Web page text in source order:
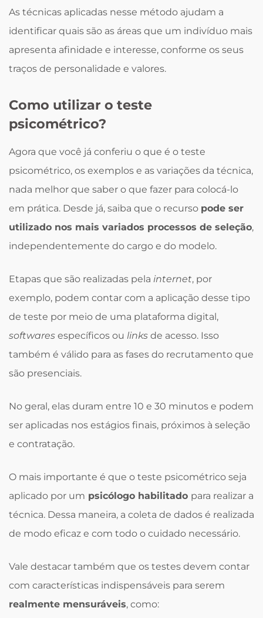
As técnicas aplicadas nesse método ajudam a
identificar quais são as áreas que um indivíduo mais
apresenta afinidade e interesse, conforme os seus
traços de personalidade e valores.
Como utilizar o teste
psicométrico?
Agora que você já conferiu o que é o teste
psicométrico, os exemplos e as variações da técnica,
nada melhor que saber o que fazer para colocá-lo
em prática. Desde já, saiba que o recurso pode ser
utilizado nos mais variados processos de seleção,
independentemente do cargo e do modelo.
Etapas que são realizadas pela internet, por
exemplo, podem contar com a aplicação desse tipo
de teste por meio de uma plataforma digital,
softwares específicos ou links de acesso. Isso
também é válido para as fases do recrutamento que
são presenciais.
No geral, elas duram entre 10 e 30 minutos e podem
ser aplicadas nos estágios finais, próximos à seleção
e contratação.
O mais importante é que o teste psicométrico seja
aplicado por um psicólogo habilitado para realizar a
técnica. Dessa maneira, a coleta de dados é realizada
de modo eficaz e com todo o cuidado necessário.
Vale destacar também que os testes devem contar
com características indispensáveis para serem
realmente mensuráveis, como: